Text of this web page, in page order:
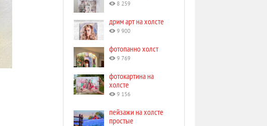
8 259
дрим арт на холсте
9 900
фотопанно холст
9 769
фотокартина на
холсте
9 156
пейзажи на холсте
простые